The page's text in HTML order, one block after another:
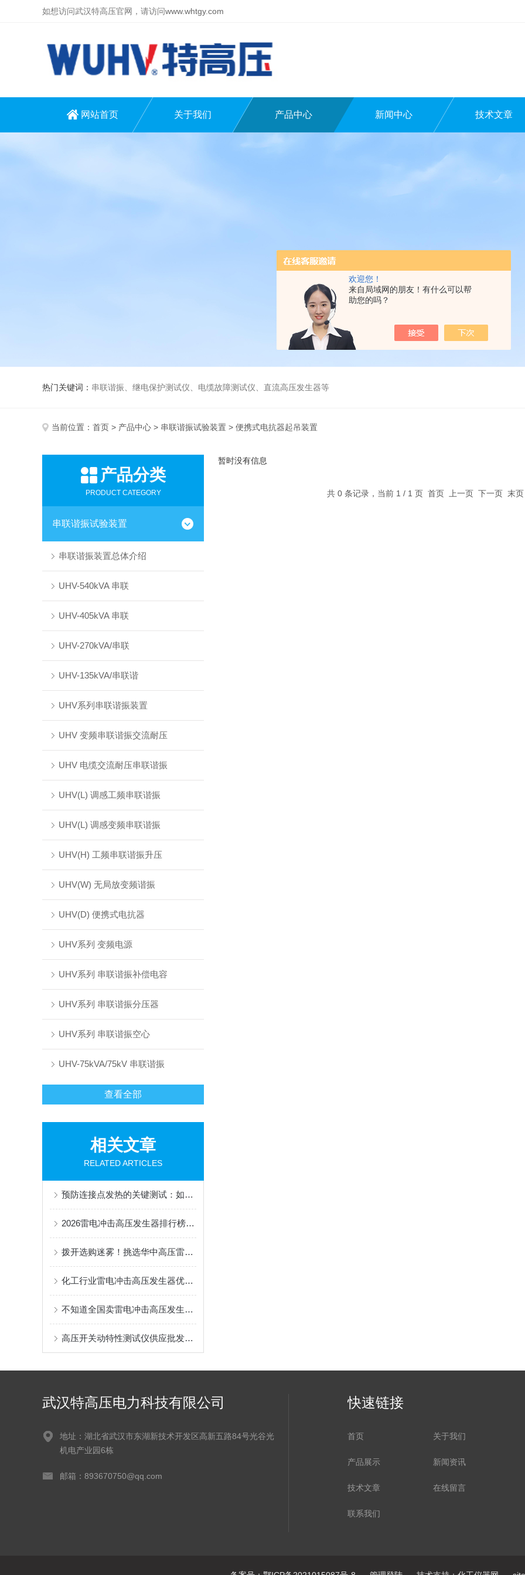
欢迎您！
来自局域网的朋友！有什么可以帮
助您的吗？
如想访问武汉特高压官网，请访问www.whtgy.com
网站首页 关于我们 产品中心 新闻中心 技术文章
热门关键词： 串联谐振、继电保护测试仪、电缆故障测试仪、直流高压发生器等
当前位置： 首页 > 产品中心 > 串联谐振试验装置 > 便携式电抗器起吊装置
产品分类
PRODUCT CATEGORY
串联谐振试验装置
串联谐振装置总体介绍
UHV-540kVA 串联
UHV-405kVA 串联
UHV-270kVA/串联
UHV-135kVA/串联谐
UHV系列串联谐振装置
UHV 变频串联谐振交流耐压
UHV 电缆交流耐压串联谐振
UHV(L) 调感工频串联谐振
UHV(L) 调感变频串联谐振
UHV(H) 工频串联谐振升压
UHV(W) 无局放变频谐振
UHV(D) 便携式电抗器
UHV系列 变频电源
UHV系列 串联谐振补偿电容
UHV系列 串联谐振分压器
UHV系列 串联谐振空心
UHV-75kVA/75kV 串联谐振
查看全部
相关文章
RELATED ARTICLES
预防连接点发热的关键测试：如何选择一台适用的回路电阻测试仪
2026雷电冲击高压发生器排行榜：全国优选品牌与选购全攻略
拨开选购迷雾！挑选华中高压雷电冲击高压发生器，认准武汉这家本土实力派！
化工行业雷电冲击高压发生器优选口碑厂家，武汉三家企业值得信赖
不知道全国卖雷电冲击高压发生器的厂家排名？看看这篇就明白了！
高压开关动特性测试仪供应批发：武汉特高压电力科技有限公司的可靠选择
暂时没有信息
共 0 条记录，当前 1 / 1 页 首页 上一页 下一页 末
武汉特高压电力科技有限公司
地址：湖北省武汉市东湖新技术开发区高新五路84号光谷光
机电产业园6栋
邮箱：893670750@qq.com
快速链接
首页 关于我们
产品展示 新闻资讯
技术文章 在线留言
联系我们